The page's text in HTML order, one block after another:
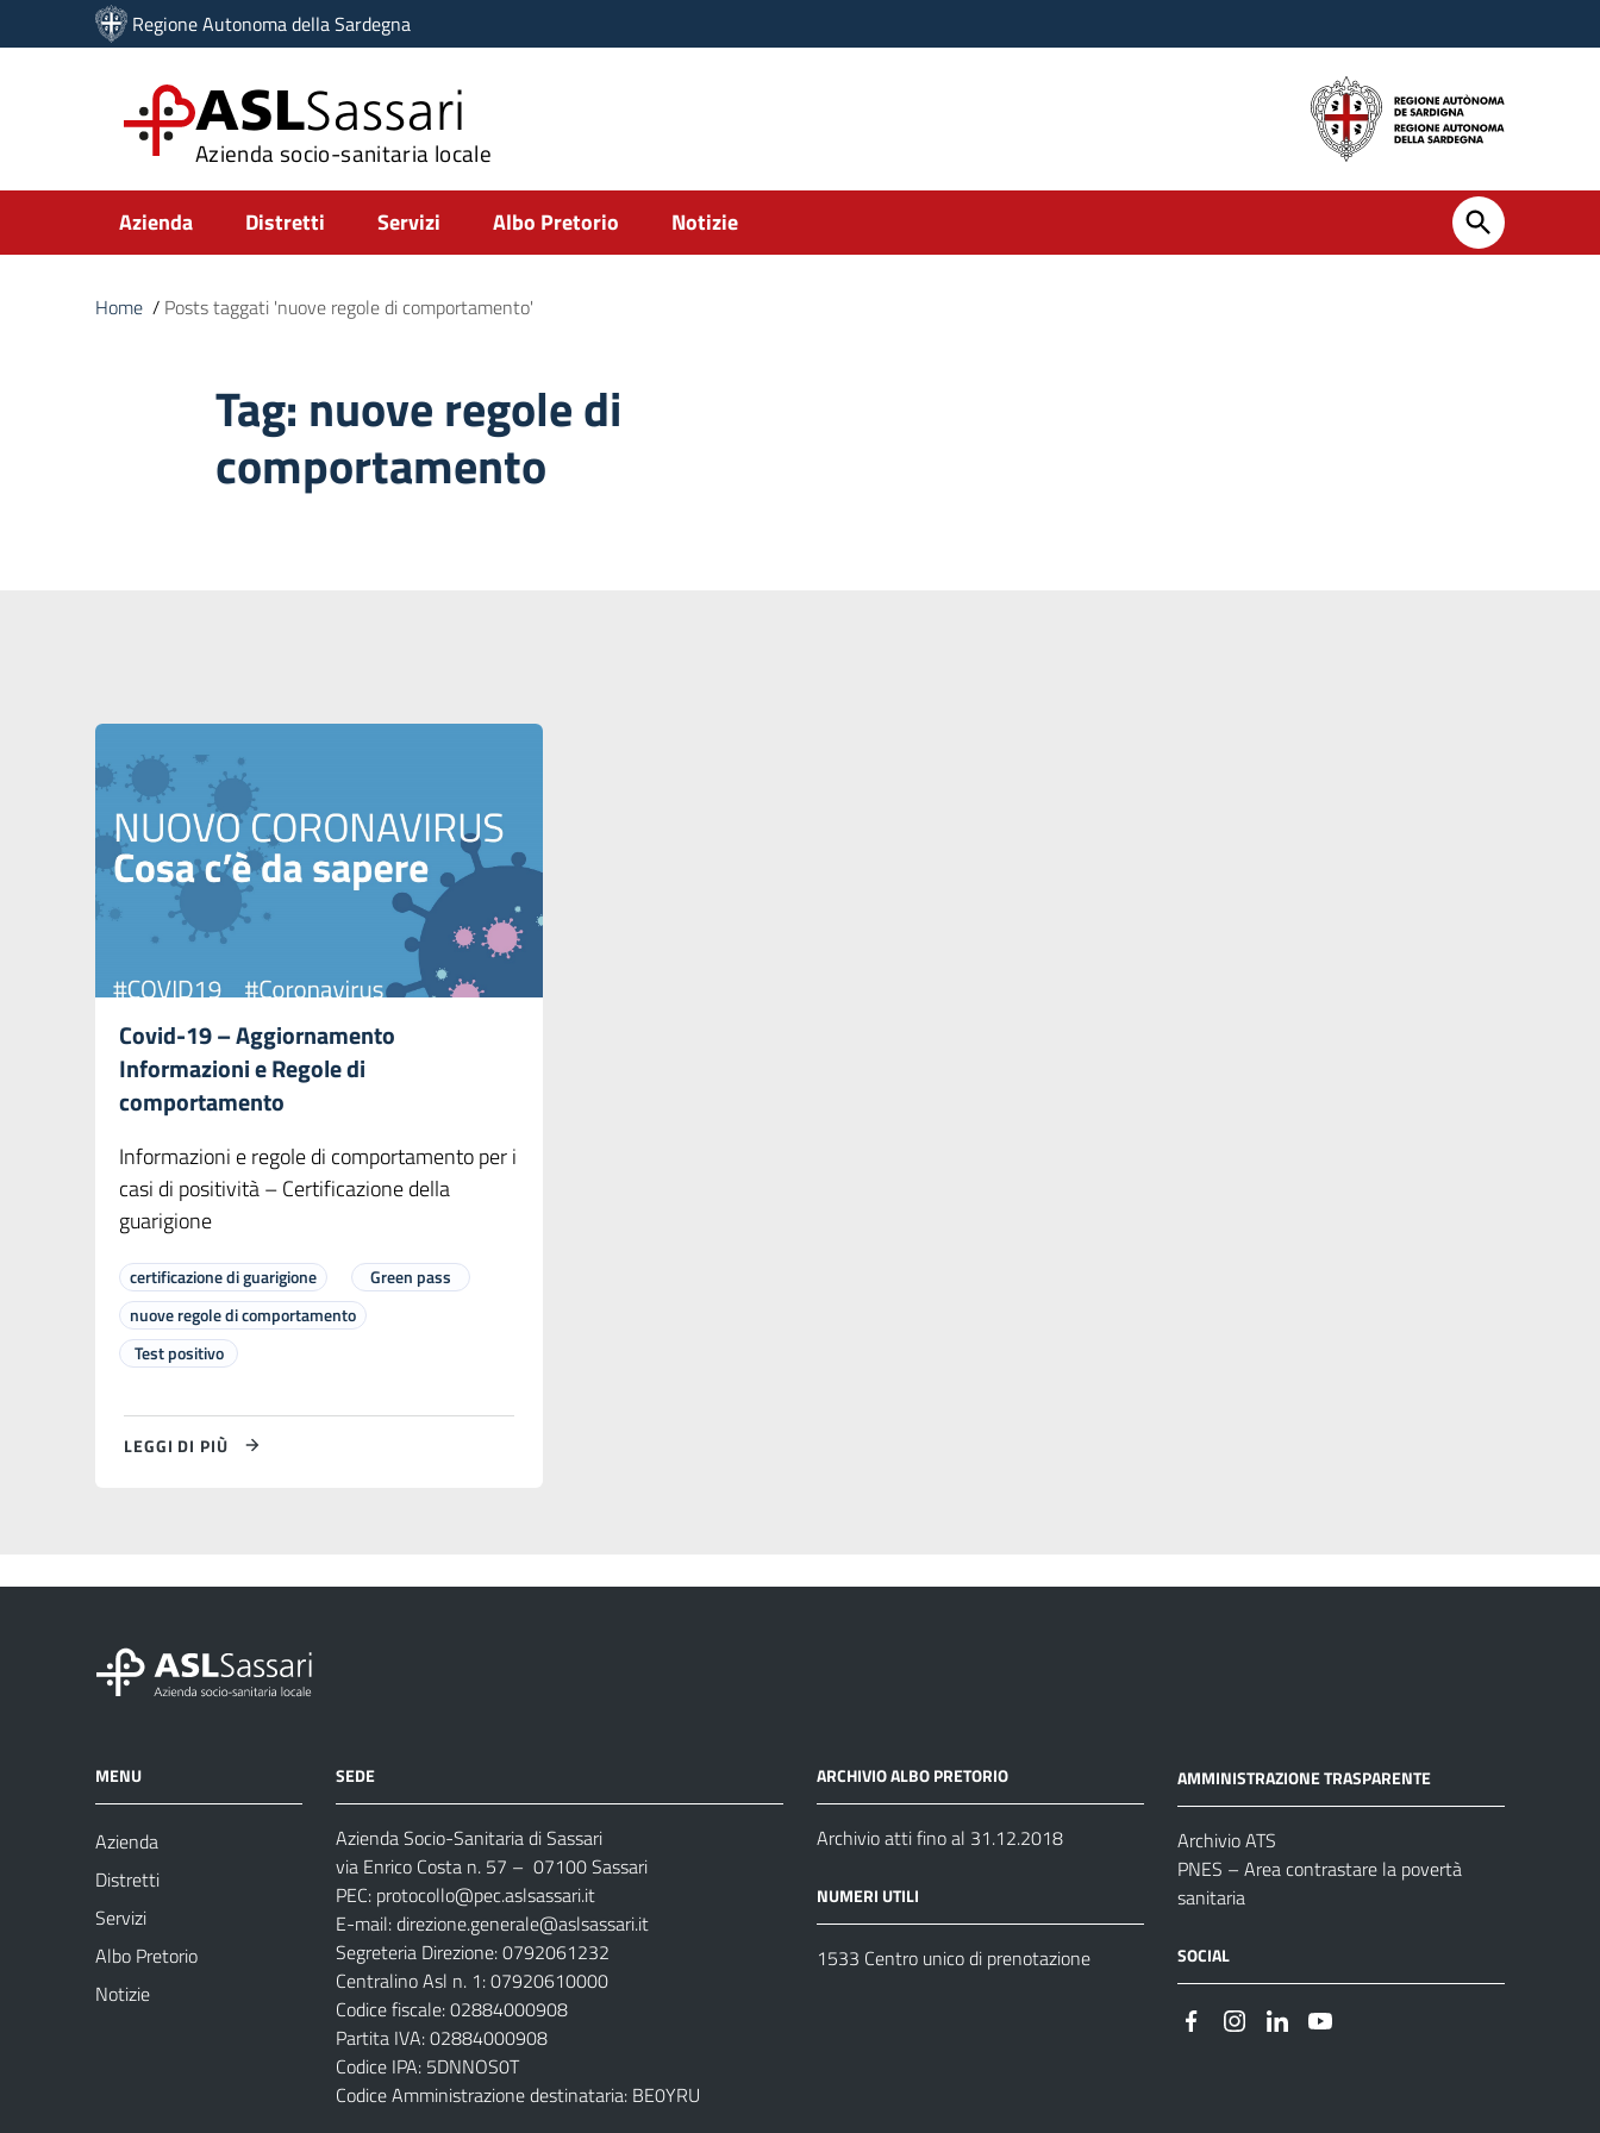
Vai ai contenuti
Vai al menu di navigazione
Regione Autonoma della Sardegna
ASLSassari
Azienda socio-sanitaria locale
Submenu
Azienda Distretti Servizi Albo Pretorio Notizie
Home / Posts taggati 'nuove regole di comportamento'
Tag: nuove regole di
comportamento
Covid-19 – Aggiornamento
Informazioni e Regole di
comportamento
Informazioni e regole di comportamento per i
casi di positività – Certificazione della
guarigione
certificazione di guarigione
Green pass
nuove regole di comportamento
Test positivo
LEGGI DI PIÙ
MENU
Azienda
Distretti
Servizi
Albo Pretorio
Notizie
SEDE
Azienda Socio-Sanitaria di Sassari
via Enrico Costa n. 57 – 07100 Sassari
PEC: protocollo@pec.aslsassari.it
E-mail:direzione.generale@aslsassari.it
Segreteria Direzione: 0792061232
Centralino Asl n. 1: 07920610000
Codice fiscale: 02884000908
Partita IVA: 02884000908
Codice IPA: 5DNNOS0T
Codice Amministrazione destinataria: BE0YRU
ARCHIVIO ALBO PRETORIO
Archivio atti fino al 31.12.2018
NUMERI UTILI
1533 Centro unico di prenotazione
AMMINISTRAZIONE TRASPARENTE
Archivio ATS
PNES – Area contrastare la povertà
sanitaria
SOCIAL